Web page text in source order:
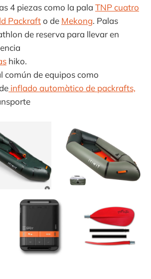
4 piezas como la pala TNP cuatro
Packrafto de Mekong. Palas
de reserva para llevar en
hiko.
común de equipos como
inflado automàtico de packrafts,